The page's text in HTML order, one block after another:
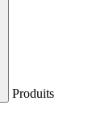
Produits